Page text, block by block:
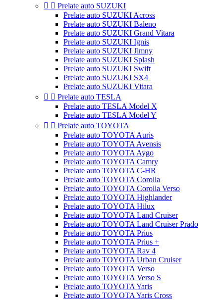
  Prelate auto SUZUKI
Prelate auto SUZUKI Across
Prelate auto SUZUKI Baleno
Prelate auto SUZUKI Grand Vitara
Prelate auto SUZUKI Ignis
Prelate auto SUZUKI Jimny
Prelate auto SUZUKI Splash
Prelate auto SUZUKI Swift
Prelate auto SUZUKI SX4
Prelate auto SUZUKI Vitara
  Prelate auto TESLA
Prelate auto TESLA Model X
Prelate auto TESLA Model Y
  Prelate auto TOYOTA
Prelate auto TOYOTA Auris
Prelate auto TOYOTA Avensis
Prelate auto TOYOTA Aygo
Prelate auto TOYOTA Camry
Prelate auto TOYOTA C-HR
Prelate auto TOYOTA Corolla
Prelate auto TOYOTA Corolla Verso
Prelate auto TOYOTA Highlander
Prelate auto TOYOTA Hilux
Prelate auto TOYOTA Land Cruiser
Prelate auto TOYOTA Land Cruiser Prado
Prelate auto TOYOTA Prius
Prelate auto TOYOTA Prius +
Prelate auto TOYOTA Rav 4
Prelate auto TOYOTA Urban Cruiser
Prelate auto TOYOTA Verso
Prelate auto TOYOTA Verso S
Prelate auto TOYOTA Yaris
Prelate auto TOYOTA Yaris Cross